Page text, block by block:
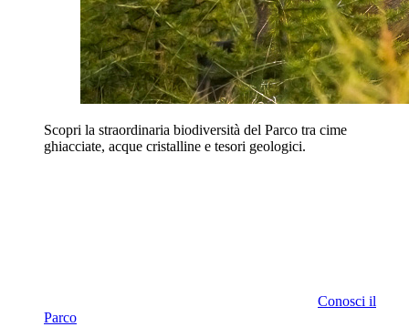
Scopri la straordinaria biodiversità del Parco tra cime
ghiacciate, acque cristalline e tesori geologici.
Conosci il
Parco